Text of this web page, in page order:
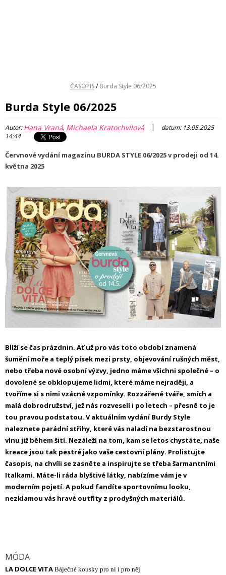
ČASOPIS / Burda Style 06/2025
Burda Style 06/2025
Autor:Hana Vraná, Michaela Kratochvílová |
datum: 13.05.2025
14:44
Červnové vydání magazínu BURDA STYLE 06/2025 v prodeji od 14.
května 2025
Blíží se čas prázdnin. Ať už pro vás toto období znamená
šumění moře a teplý písek mezi prsty, objevování rušných měst,
nebo třeba nové osobní výzvy, jedno máme všichni společné – o
dovolené se obklopujeme lidmi, které máme nejraději, a
tvoříme si s nimi vzácné vzpomínky. Rozzářené tváře, smích a
malá dobrodružství, jež nás rozveselí i po letech – přesně to je
tou pravou podstatou. V aktuálním vydání Burdy Style
naleznete parádní střihy, které vás naladí na bezstarostnou
vlnu již během šití. Nezáleží na tom, kam se letos chystáte, naše
kreace jsou tak pestré jako vaše cestovní plány. Prolistujte
časopis, na chvíli se zasněte a inspirujte se třeba šarmantními
Italkami. Máte-li ráda blyštivé látky, nabízíme vám je v
moderním pojetí. A pokud fandíte sportovnímu looku,
nezklamou vás hravé outfity z prodyšných materiálů.
MÓDA
LA DOLCE VITA Báječné kousky pro ni i pro něj